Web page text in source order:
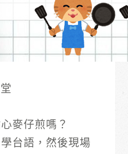
麥仔煎嗎？
台語，然後現場